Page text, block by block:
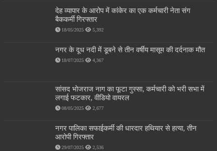
देह व्यापार के आरोप में कांकेर का एक कर्मचारी नेता संग
बैककर्मी गिरफ्तार
18/05/2025 5,392
नगर के दूध नदी में डूबने से तीन वर्षीय मासूम की दर्दनाक मौत
18/07/2025 4,367
सांसद भोजराज नाग का फूटा गुस्सा, कर्मचारी को भरी सभा में
लगाई फटकार, वीडियो वायरल
08/05/2025 2,677
नगर पालिका सफाईकर्मी की धारदार हथियार से हत्या, तीन
आरोपी गिरफ्तार
29/07/2025 2,536